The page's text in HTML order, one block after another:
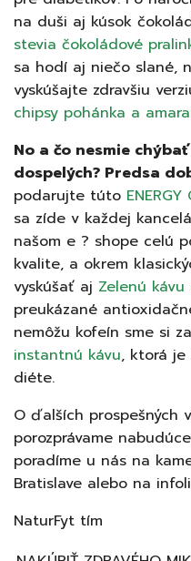
na duši aj kúsok
stevia čokoládové
sa hodí aj niečo slané,
vyskúšajte zdravšiu
chipsy pohánka a
No a čo nesmie
dospelých? Predsa
podarujte túto
sa zíde v každej
našom e ? shope celú
kvalite, a okrem
vyskúšať aj Zelenú kávu
preukázané
nemôžu kofeín sme si
instantnú kávu, ktorá je
diéte.
O ďalších prospešných
porozprávame
poradíme u nás na
Bratislave alebo na
NaturFyt tím